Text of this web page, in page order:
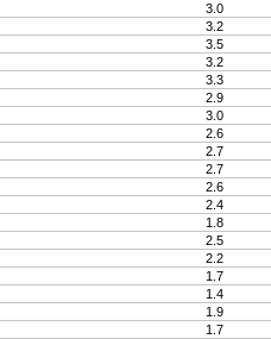
3.0
3.2
3.5
3.2
3.3
2.9
3.0
2.6
2.7
2.7
2.6
2.4
1.8
2.5
2.2
1.7
1.4
1.9
1.7